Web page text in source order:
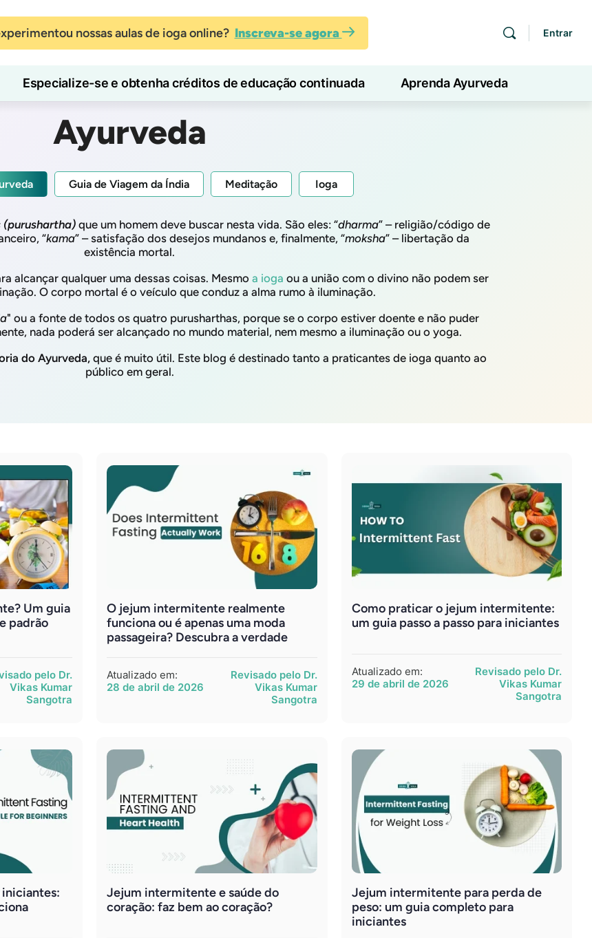
nossas aulas de ioga online? Inscreva-se agora Entrar
Especialize-se e obtenha créditos de educação continuada Aprenda Ayurveda
Aprender
Ayurveda
Guia de Viagem da Índia Meditação Ioga
que um homem deve buscar nesta vida. São eles: “dharma” – religião/código de
“kama” – satisfação dos desejos mundanos e, finalmente, “moksha” – libertação da
existência mortal.
alcançar qualquer uma dessas coisas. Mesmo a ioga ou a união com o divino não podem ser
O corpo mortal é o veículo que conduz a alma rumo à iluminação.
" ou a fonte de todos os quatro purusharthas, porque se o corpo estiver doente e não puder
nada poderá ser alcançado no mundo material, nem mesmo a iluminação ou o yoga.
do Ayurveda, que é muito útil. Este blog é destinado tanto a praticantes de ioga quanto ao
público em geral.
Um guia
padrão
pelo Dr.
Vikas Kumar
Sangotra
O jejum intermitente realmente
funciona ou é apenas uma moda
passageira? Descubra a verdade
Atualizado em:
28 de abril de 2026
Revisado pelo Dr.
Vikas Kumar
Sangotra
Como praticar o jejum intermitente:
um guia passo a passo para iniciantes
Atualizado em:
29 de abril de 2026
Revisado pelo Dr.
Vikas Kumar
Sangotra
Jejum intermitente e saúde do
coração: faz bem ao coração?
Jejum intermitente para perda de
peso: um guia completo para
iniciantes